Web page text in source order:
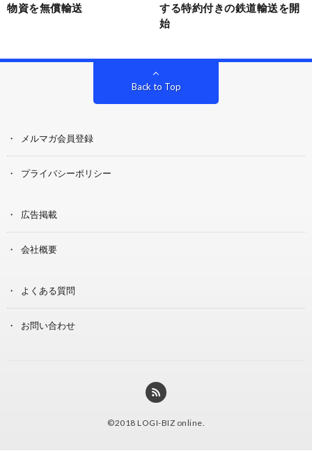
物資を無償輸送
する特約付きの鉄道輸送を開
始
Back to Top
メルマガ会員登録
プライバシーポリシー
広告掲載
会社概要
よくある質問
お問い合わせ
©2018 LOGI-BIZ online